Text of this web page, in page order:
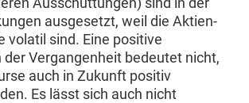
ausgesetzt, weil die Aktien-
volatil sind. Eine positive
der Vergangenheit bedeutet nicht,
auch in Zukunft positiv
Es lässt sich auch nicht